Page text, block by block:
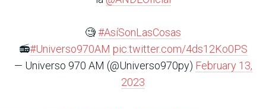
🧐#AsíSonLasCosas
📻#Universo970AM pic.twitter.com/4ds12Ko0PS
— Universo 970 AM (@Universo970py) February 13,
2023